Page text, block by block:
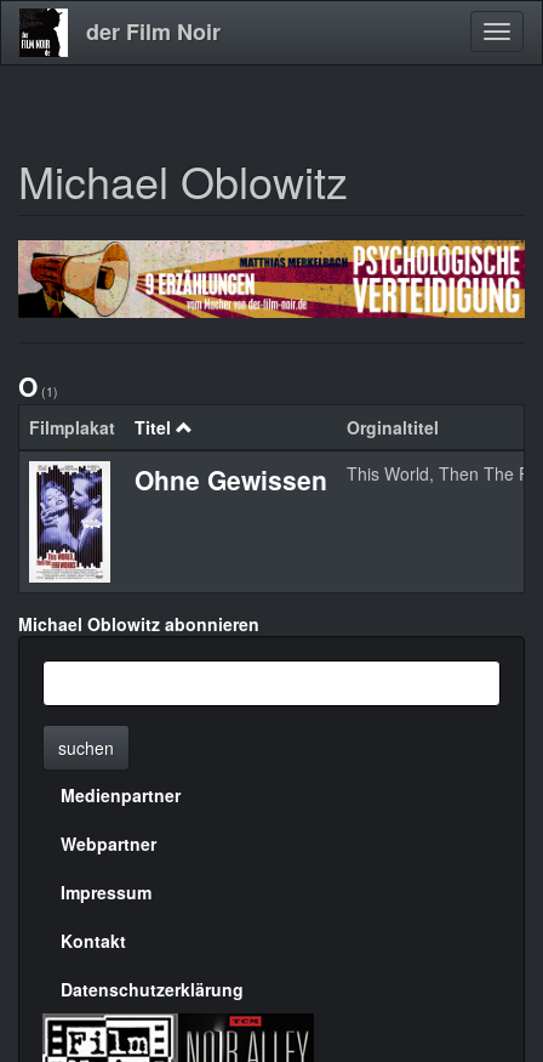
Direkt
zum
der Film Noir
Michael Oblowitz
O (1)
Filmplakat Titel Orginaltitel
Ohne Gewissen This World, Then The
Michael Oblowitz abonnieren
suchen
Menülinks
rechte
Seite
Medienpartner
Webpartner
Impressum
Kontakt
Datenschutzerklärung